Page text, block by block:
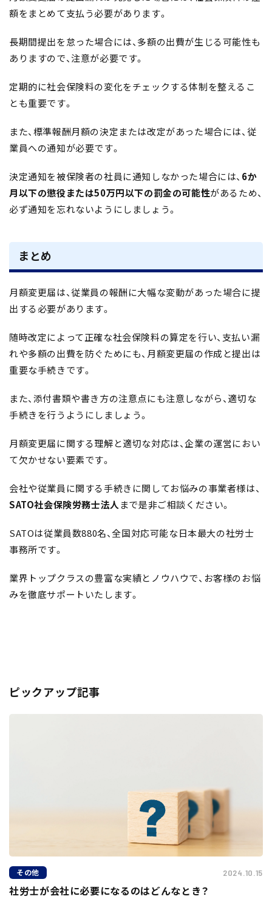
額をまとめて支払う必要があります。
長期間提出を怠った場合には、多額の出費が生じる可能性も
ありますので、注意が必要です。
定期的に社会保険料の変化をチェックする体制を整えるこ
とも重要です。
また、標準報酬月額の決定または改定があった場合には、従
業員への通知が必要です。
決定通知を被保険者の社員に通知しなかった場合には、 6か
月以下の懲役または50万円以下の罰金の可能性があるため、
必ず通知を忘れないようにしましょう。
まとめ
月額変更届は、従業員の報酬に大幅な変動があった場合に提
出する必要があります。
随時改定によって正確な社会保険料の算定を行い、支払い漏
れや多額の出費を防ぐためにも、月額変更届の作成と提出は
重要な手続きです。
また、添付書類や書き方の注意点にも注意しながら、適切な
手続きを行うようにしましょう。
月額変更届に関する理解と適切な対応は、企業の運営におい
て欠かせない要素です。
会社や従業員に関する手続きに関してお悩みの事業者様は、
SATO社会保険労務士法人まで是非ご相談ください。
SATOは従業員数880名、全国対応可能な日本最大の社労士
事務所です。
業界トップクラスの豊富な実績とノウハウで、お客様のお悩
みを徹底サポートいたします。
ピックアップ記事
その他 2024.10.15
社労士が会社に必要になるのはどんなとき？